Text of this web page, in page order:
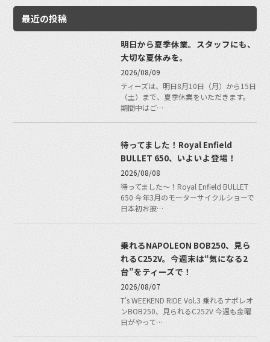
最近の投稿
明日から夏季休業。スタッフにも、
大切な夏休みを。
2026/08/09
ティーズは、明日8月10日（月）から15日
（土）まで、夏季休業をいただきます。
期間中はご…
待ってました！Royal Enfield
BULLET 650、いよいよ登場！
2026/08/08
待ってました〜！Royal Enfield BULLET
650 今年3月のモーターサイクルショーで
日本初お披…
乗れるNAPOLEON BOB250、見ら
れるC252V。今週末は“気になる2
台”をティーズで！
2026/08/07
T's WEEKEND RIDE Vol.3 乗れるナポレオ
ンBOB250、見られるC252V 今週も金曜
日がやって…